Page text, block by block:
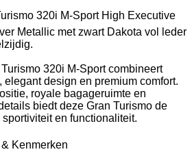
320i M-Sport High Executive
Metallic met zwart Dakota vol leder
320i M-Sport combineert
design en premium comfort.
royale bagageruimte en
biedt deze Gran Turismo de
en functionaliteit.
Kenmerken